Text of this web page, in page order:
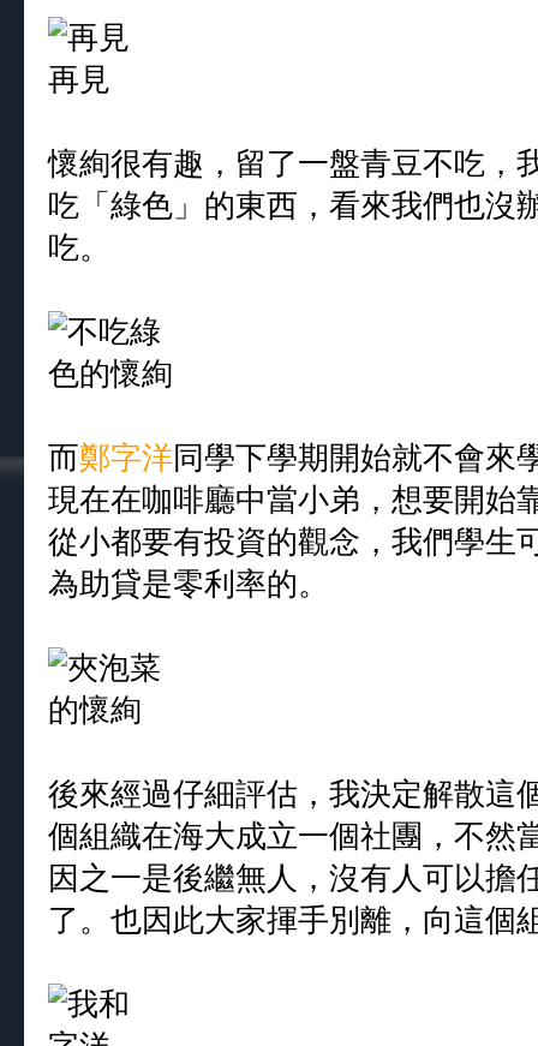
懷絢很有趣，留了一盤青豆不吃，
吃「綠色」的東西，看來我們也沒
吃。
而鄭字洋同學下學期開始就不會來
現在在咖啡廳中當小弟，想要開始
從小都要有投資的觀念，我們學生
為助貸是零利率的。
後來經過仔細評估，我決定解散這
個組織在海大成立一個社團，不然
因之一是後繼無人，沒有人可以擔
了。也因此大家揮手別離，向這個